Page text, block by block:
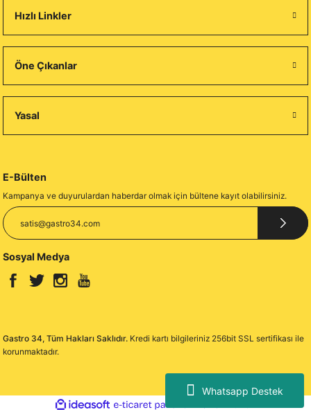
Whatsapp Destek
Hızlı Linkler
Öne Çıkanlar
Yasal
E-Bülten
Kampanya ve duyurulardan haberdar olmak için bültene kayıt olabilirsiniz.
Sosyal Medya
Gastro 34, Tüm Hakları Saklıdır. Kredi kartı bilgileriniz 256bit SSL sertifikası ile
korunmaktadır.
ideasoft